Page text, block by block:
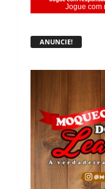
Jogue com
ANUNCIE!